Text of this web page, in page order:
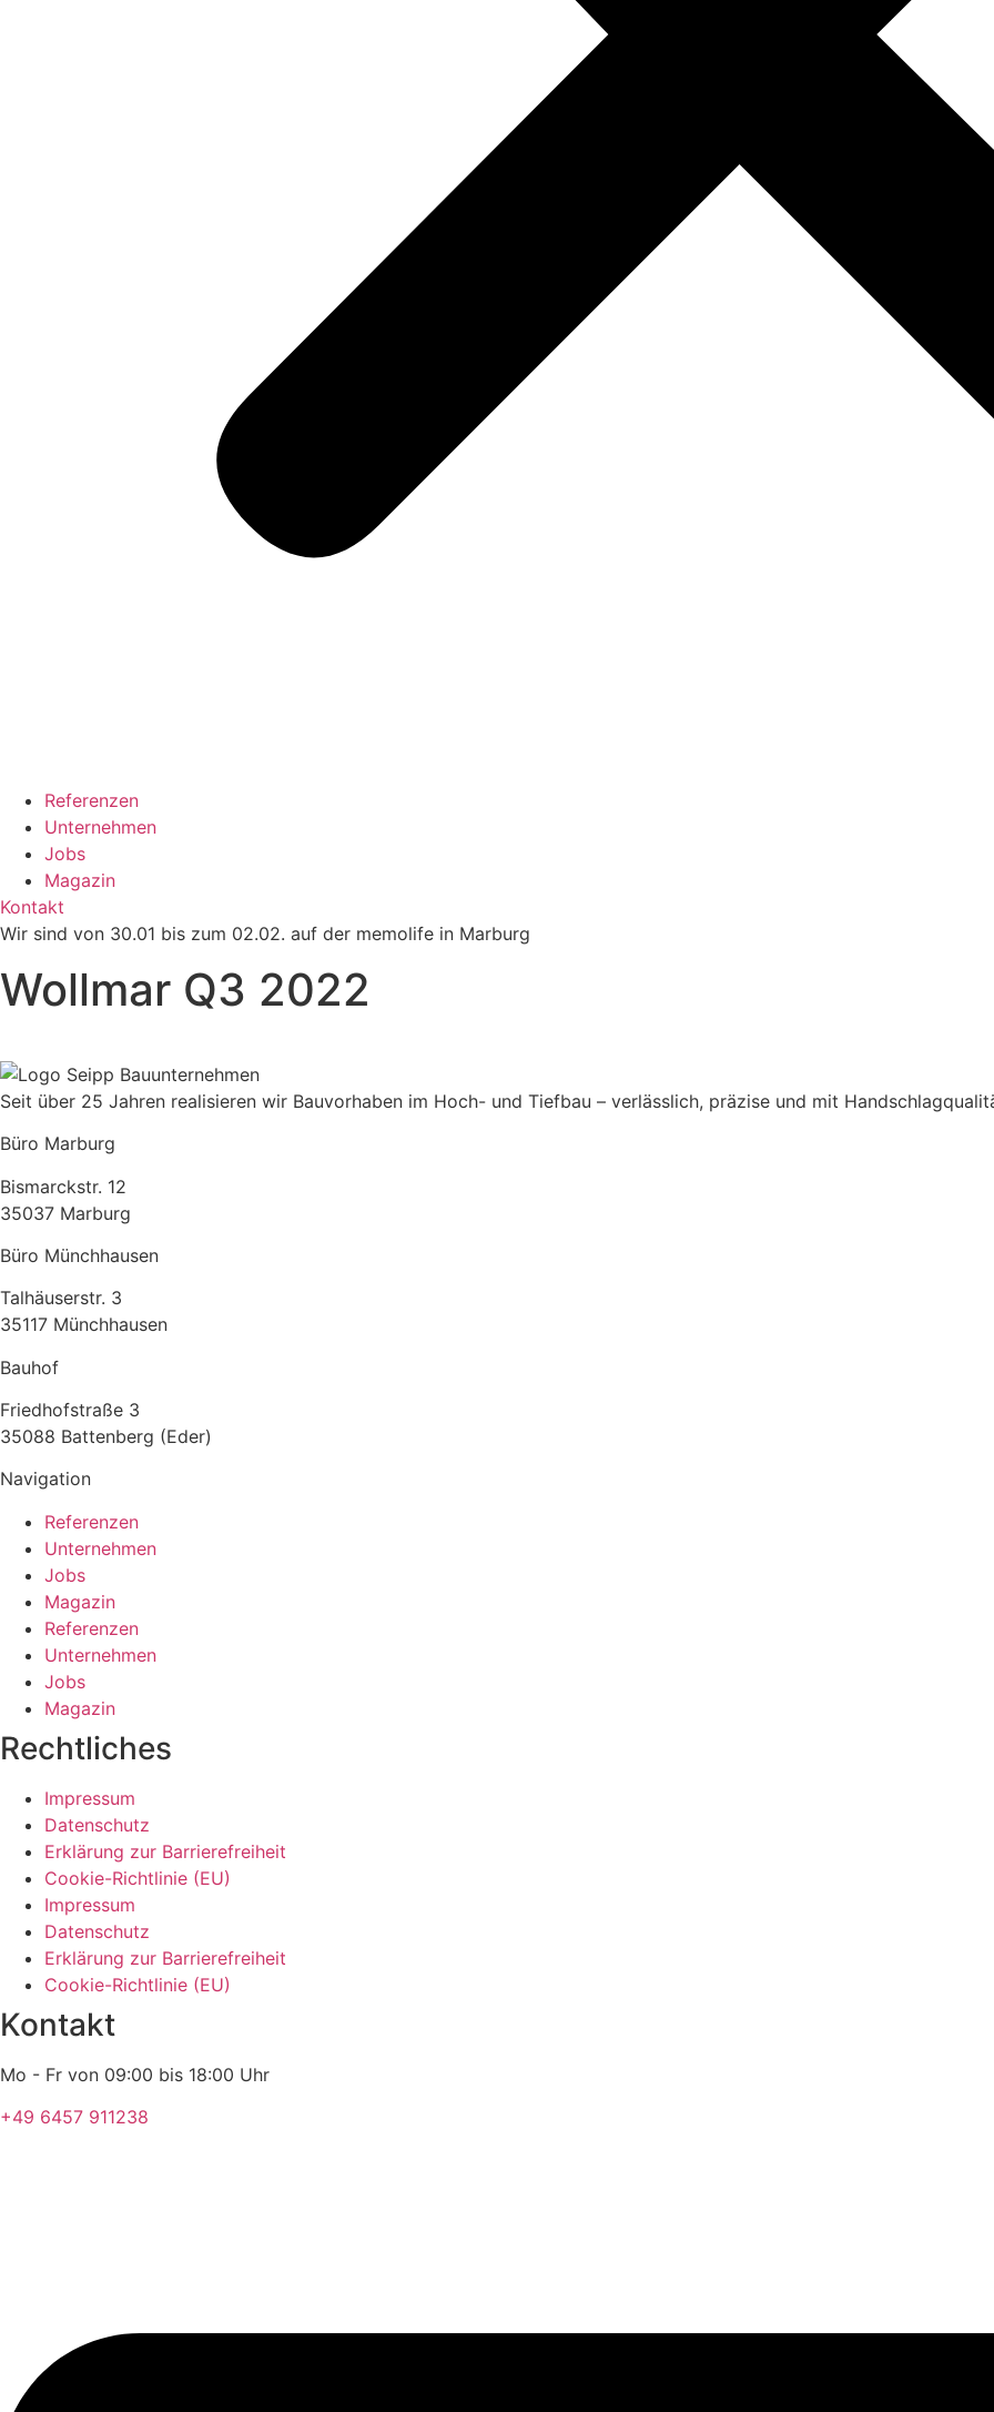
Referenzen
Unternehmen
Jobs
Magazin
Kontakt
Wir sind von 30.01 bis zum 02.02. auf der memolife in Marburg
Wollmar Q3 2022
Seit über 25 Jahren realisieren wir Bauvorhaben im Hoch- und Tiefbau – verlässlich, präzise und mit
Büro Marburg
Bismarckstr. 12
35037 Marburg
Büro Münchhausen
Talhäuserstr. 3
35117 Münchhausen
Bauhof
Friedhofstraße 3
35088 Battenberg (Eder)
Navigation
Referenzen
Unternehmen
Jobs
Magazin
Referenzen
Unternehmen
Jobs
Magazin
Rechtliches
Impressum
Datenschutz
Erklärung zur Barrierefreiheit
Cookie-Richtlinie (EU)
Impressum
Datenschutz
Erklärung zur Barrierefreiheit
Cookie-Richtlinie (EU)
Kontakt
Mo - Fr von 09:00 bis 18:00 Uhr
+49 6457 911238